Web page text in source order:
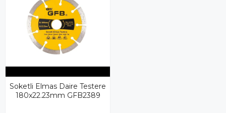
Soketli Elmas Daire Testere
180x22.23mm GFB2389